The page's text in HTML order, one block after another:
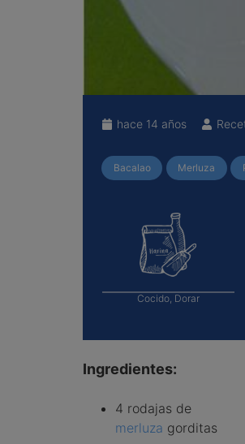
hace 14 años
Bacalao Merluza
Cocido, Dorar
Ingredientes:
4 rodajas de
merluza gorditas